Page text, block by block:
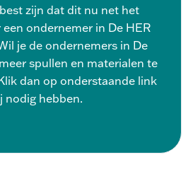
zijn dat dit nu net het
ondernemer in De HER
je de ondernemers in De
spullen en materialen te
dan op onderstaande link
nodig hebben.